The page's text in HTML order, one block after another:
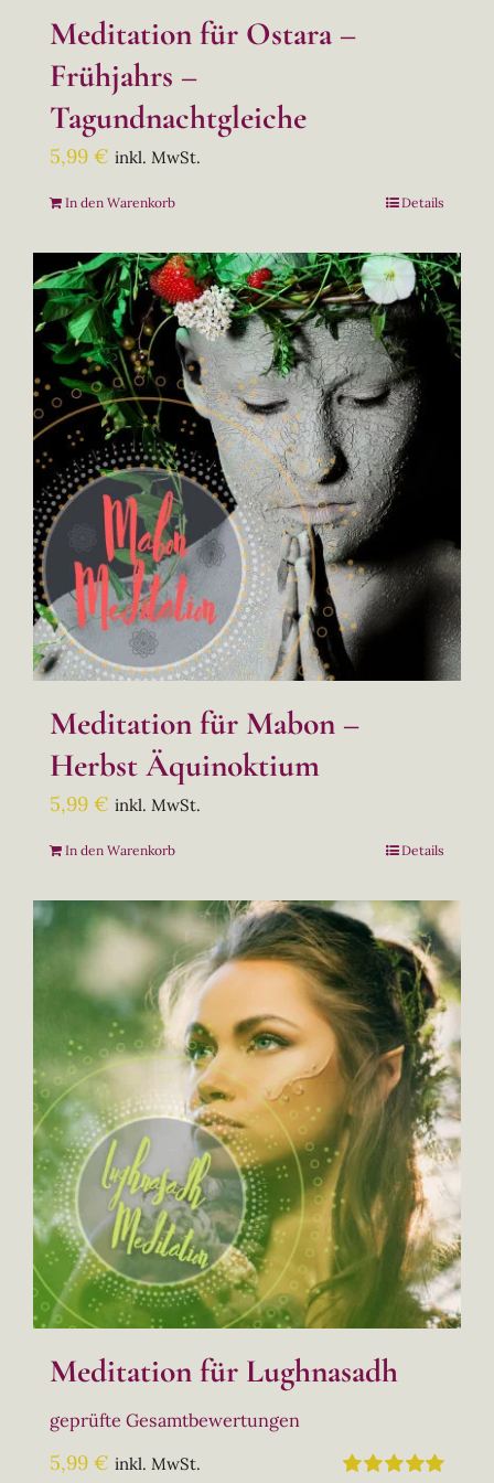
Meditation für Ostara –
Frühjahrs –
Tagundnachtgleiche
5,99 € inkl. MwSt.
In den Warenkorb Details
Meditation für Mabon –
Herbst Äquinoktium
5,99 € inkl. MwSt.
In den Warenkorb Details
Meditation für Lughnasadh
geprüfte Gesamtbewertungen
5,99 € inkl. MwSt.